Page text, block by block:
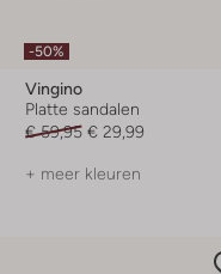
-50%
Vingino
Platte sandalen
€ 59,95 € 29,99
+ meer kleuren